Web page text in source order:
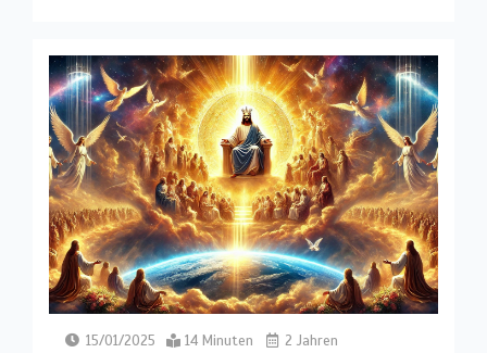
15/01/2025 14 Minuten 2 Jahren